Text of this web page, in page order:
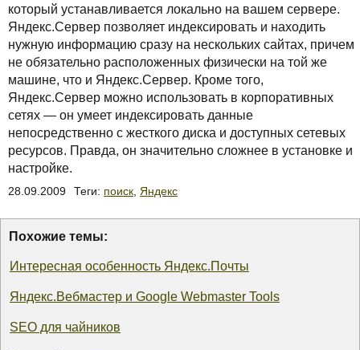
который устанавливается локально на вашем сервере.
Яндекс.Сервер позволяет индексировать и находить
нужную информацию сразу на нескольких сайтах, причем
не обязательно расположенных физически на той же
машине, что и Яндекс.Сервер. Кроме того,
Яндекс.Сервер можно использовать в корпоративных
сетях — он умеет индексировать данные
непосредственно с жесткого диска и доступных сетевых
ресурсов. Правда, он значительно сложнее в установке и
настройке.
28.09.2009 Теги: поиск Яндекс
Похожие темы:
Интересная особенность Яндекс.Почты
Яндекс.Вебмастер и Google Webmaster Tools
SEO для чайников